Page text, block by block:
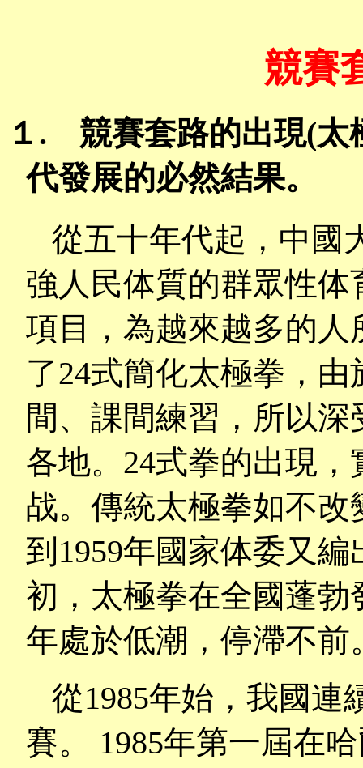
競賽
１. 競賽套路的出現(太
代發展的必然結果。
從五十年代起，中國
強人民体質的群眾性
項目，為越來越多的人
了24式簡化太極拳，由
間、課間練習，所以
各地。 24式拳的出現，
战。傳統太極拳如不
到 1959年國家体委又編
初，太極拳在全國蓬
年處於低潮，停滯不
從1985年始，我國連
賽。
1985年第一屆在